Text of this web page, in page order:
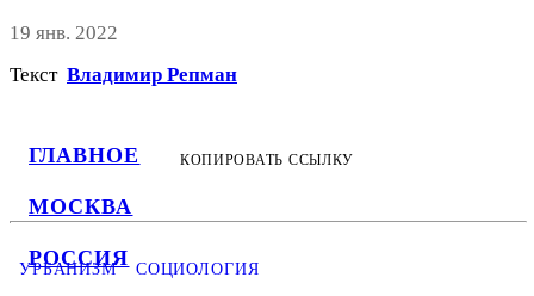
ГЛАВНОЕ
МОСКВА
РОССИЯ
19 янв. 2022
Текст Владимир Репман
КОПИРОВАТЬ ССЫЛКУ
УРБАНИЗМ СОЦИОЛОГИЯ